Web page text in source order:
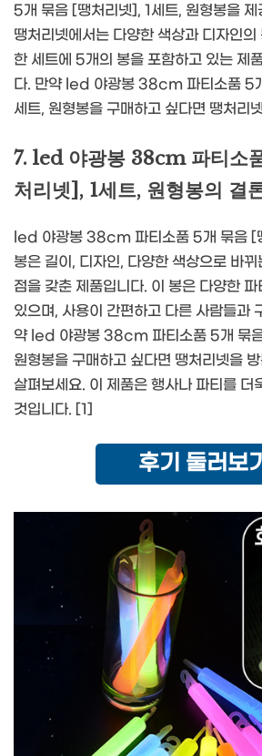
5개 묶음 [땡처리넷], 1세트, 원형봉을 제
땡처리넷에서는 다양한 색상과 디자인
한 세트에 5개의 봉을 포함하고 있는 제
다. 만약 led 야광봉 38cm 파티소품 5
세트, 원형봉을 구매하고 싶다면 땡처리
7. led 야광봉 38cm 파티소
처리넷], 1세트, 원형봉의 결
led 야광봉 38cm 파티소품 5개 묶음 [
봉은 길이, 디자인, 다양한 색상으로 바
점을 갖춘 제품입니다. 이 봉은 다양한
있으며, 사용이 간편하고 다른 사람들과
약 led 야광봉 38cm 파티소품 5개 묶
원형봉을 구매하고 싶다면 땡처리넷을
살펴보세요. 이 제품은 행사나 파티를 더
것입니다. [1]
후기 둘러보기